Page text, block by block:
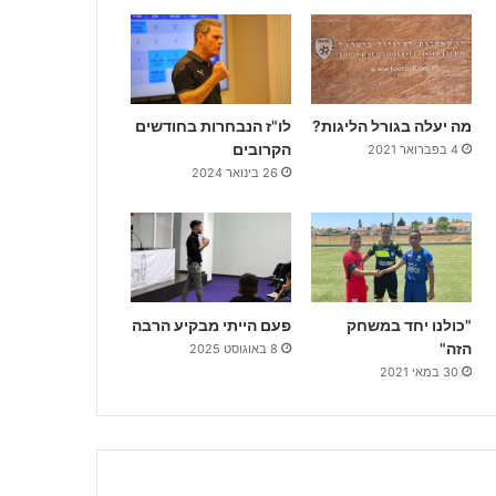
מה יעלה בגורל הליגות?
4 בפברואר 2021
לו"ז הנבחרות בחודשים
הקרובים
26 בינואר 2024
"כולנו יחד במשחק
הזה"
30 במאי 2021
פעם הייתי מבקיע הרבה
8 באוגוסט 2025